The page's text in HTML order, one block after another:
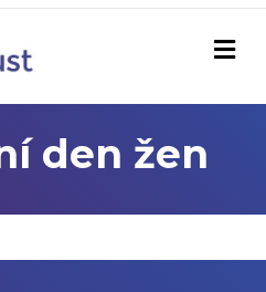
den žen